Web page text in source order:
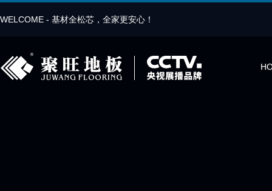
WELCOME - 基材全松芯，全家更安心！